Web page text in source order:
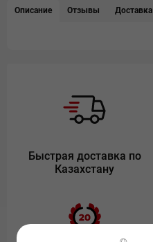
Описание Отзывы Доставка
Быстрая доставка по
Казахстану